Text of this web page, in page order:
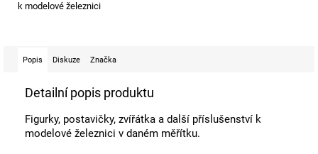
k modelové železnici
Popis Diskuze Značka
Detailní popis produktu
Figurky, postavičky, zvířátka a další příslušenství k
modelové železnici v daném měřítku.